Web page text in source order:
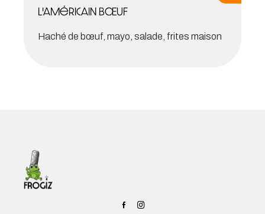
L'américain bœuf
Haché de bœuf, mayo, salade, frites maison